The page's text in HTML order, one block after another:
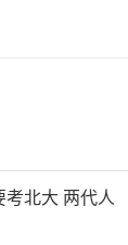
北大 两代人